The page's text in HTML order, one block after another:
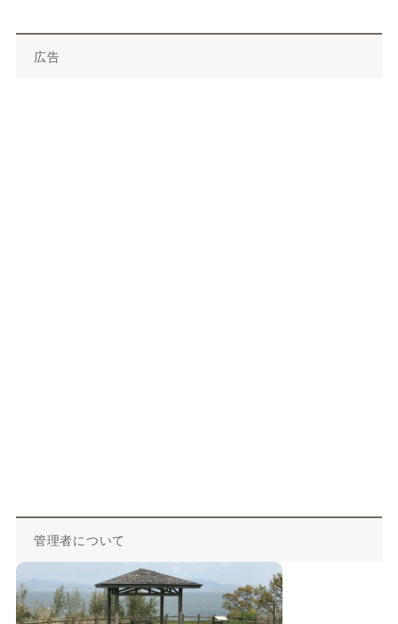
広告
管理者について